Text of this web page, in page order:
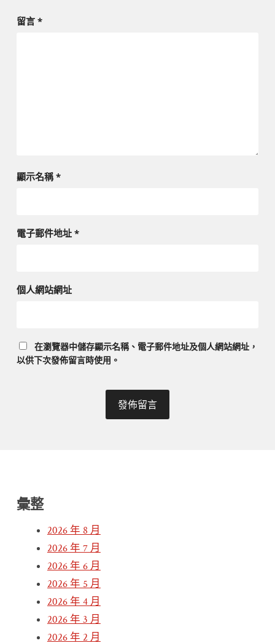
留言 *
顯示名稱*
電子郵件地址 *
個人網站網址
在瀏覽器中儲存顯示名稱、電子郵件地址及個人網站網址，
以供下次發佈留言時使用。
彙整
2026 年 8 月
2026 年 7 月
2026 年 6 月
2026 年 5 月
2026 年 4 月
2026 年 3 月
2026 年 2 月